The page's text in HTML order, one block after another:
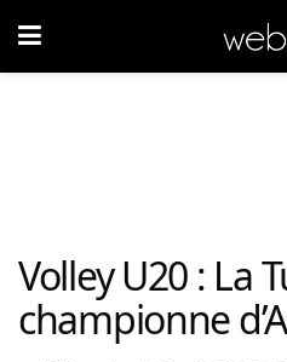
Volley U20 : La
championne